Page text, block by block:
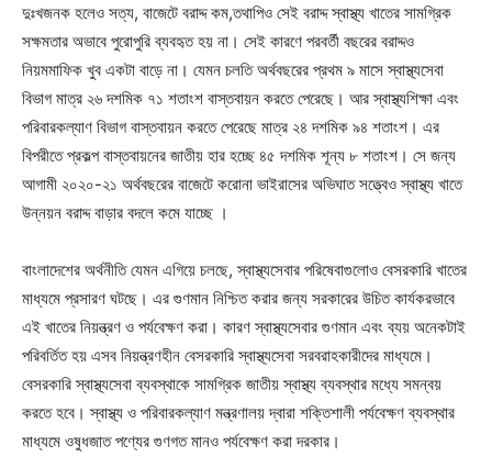
দুঃখজনক হলেও সত্য, বাজেটে বরাদ্দ কম,তথাপিও সেই বরাদ্দ স্বাস্থ্য খাতের সামগ্রিক
সক্ষমতার অভাবে পুরোপুরি ব্যবহৃত হয় না। সেই কারণে পরবর্তী বছরের বরাদ্দও
নিয়মমাফিক খুব একটা বাড়ে না। যেমন চলতি অর্থবছরের প্রথম ৯ মাসে স্বাস্থ্যসেবা
বিভাগ মাত্র ২৬ দশমিক ৭১ শতাংশ বাস্তবায়ন করতে পেরেছে। আর স্বাস্থ্যশিক্ষা এবং
পরিবারকল্যাণ বিভাগ বাস্তবায়ন করতে পেরেছে মাত্র ২৪ দশমিক ৯৪ শতাংশ। এর
বিপরীতে প্রকল্প বাস্তবায়নের জাতীয় হার হচ্ছে ৪৫ দশমিক শূন্য ৮ শতাংশ। সে জন্য
আগামী ২০২০-২১ অর্থবছরের বাজেটে করোনা ভাইরাসের অভিঘাত সত্ত্বেও স্বাস্থ্য খাতে
উন্নয়ন বরাদ্দ বাড়ার বদলে কমে যাচ্ছে ।
বাংলাদেশের অর্থনীতি যেমন এগিয়ে চলছে, স্বাস্থ্যসেবার পরিষেবাগুলোও বেসরকারি খাতের
মাধ্যমে প্রসারণ ঘটছে। এর গুণমান নিশ্চিত করার জন্য সরকারের উচিত কার্যকরভাবে
এই খাতের নিয়ন্ত্রণ ও পর্যবেক্ষণ করা। কারণ স্বাস্থ্যসেবার গুণমান এবং ব্যয় অনেকটাই
পরিবর্তিত হয় এসব নিয়ন্ত্রণহীন বেসরকারি স্বাস্থ্যসেবা সরবরাহকারীদের মাধ্যমে।
বেসরকারি স্বাস্থ্যসেবা ব্যবস্থাকে সামগ্রিক জাতীয় স্বাস্থ্য ব্যবস্থার মধ্যে সমন্বয়
করতে হবে। স্বাস্থ্য ও পরিবারকল্যাণ মন্ত্রণালয় দ্বারা শক্তিশালী পর্যবেক্ষণ ব্যবস্থার
মাধ্যমে ওষুধজাত পণ্যের গুণগত মানও পর্যবেক্ষণ করা দরকার।